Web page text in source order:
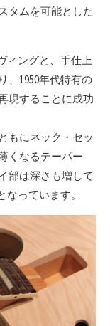
タムを可能とした
ィングと、手仕上
、1950年代特有の
現することに成功
もにネック・セッ
くなるテーパー
部は深さも増して
っています。